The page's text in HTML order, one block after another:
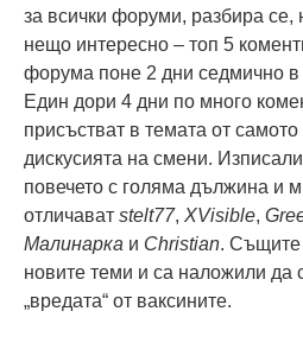
за всички форуми, разбира се,
нещо интересно – топ 5
форума поне 2 дни седмично в
Един дори 4 дни по много
присъстват в темата от
дискусията на смени.
повечето с голяма дължина и
отличават stelt77, XVisible,
Малинарка и Christian. Същите
новите теми и са наложили да
„вредата“ от ваксините.